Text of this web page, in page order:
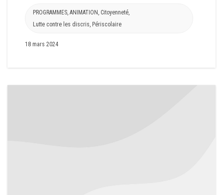
PROGRAMMES, ANIMATION , Citoyenneté,
Lutte contre les discris, Périscolaire
18 mars 2024